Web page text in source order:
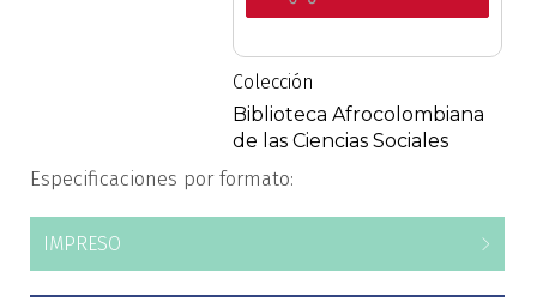
Estudios culturales
Estudios editoriales
Colección
Biblioteca Afrocolombiana
de las Ciencias Sociales
Especificaciones por formato:
IMPRESO